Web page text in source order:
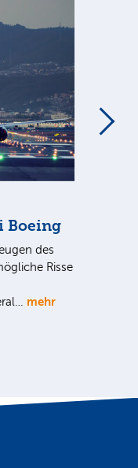
Boeing
des
Risse
mehr